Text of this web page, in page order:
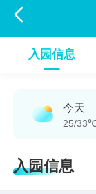

入园信息
今天
25/
入园信息